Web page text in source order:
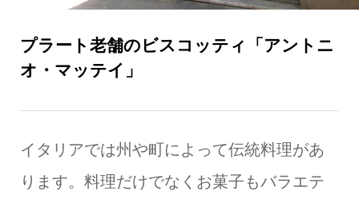
プラート老舗のビスコッティ「アントニ
オ・マッテイ」
イタリアでは州や町によって伝統料理があ
ります。料理だけでなくお菓子もバラエテ